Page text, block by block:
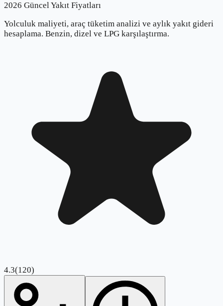
2026 Güncel Yakıt Fiyatları
Yolculuk maliyeti, araç tüketim analizi ve aylık yakıt gideri
hesaplama. Benzin, dizel ve LPG karşılaştırma.
4.3(120)